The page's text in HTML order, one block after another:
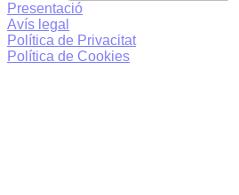
Presentació
Avís legal
Política de Privacitat
Política de Cookies